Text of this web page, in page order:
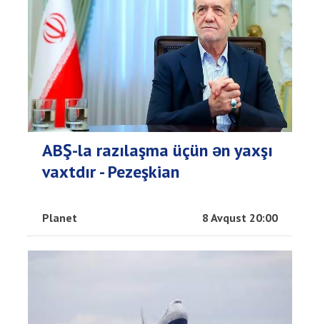
ABŞ-la razılaşma üçün ən yaxşı
vaxtdır - Pezeşkian
Planet 8 Avqust 20:00